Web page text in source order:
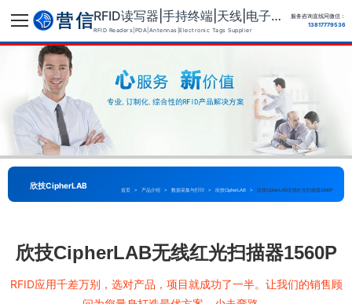
RFID读写器|手持终端|天线|电子标签供应商
RFID Readers|PDA|Antennas|Electronic Tags Supplier
服务咨询直线同微信：
13817779536
欣技CipherLAB 首页 > 产品介绍 > 数据采集与打印 > 欣技CipherLAB > 欣技CipherLAB无线红光扫描器1560P
欣技CipherLAB无线红光扫描器1560P
RFID应用千差万别，选对产品，项目就成功了一半。让我们的销售顾